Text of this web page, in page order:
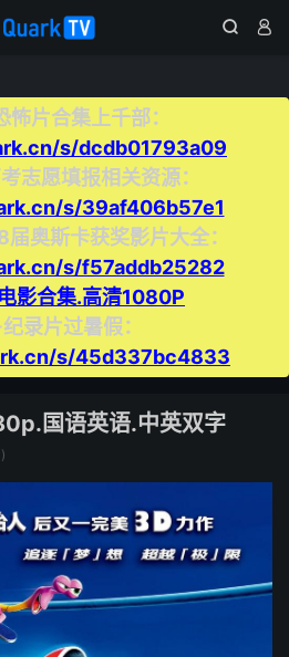
 
怖片合集上千部：
s/dcdb01793a09
志愿填报相关资源：
s/39af406b57e1
奥斯卡获奖影片大全：
s/f57addb25282
影合集.高清1080P
录片过暑假：
s/45d337bc4833
国语英语.中英双字
)